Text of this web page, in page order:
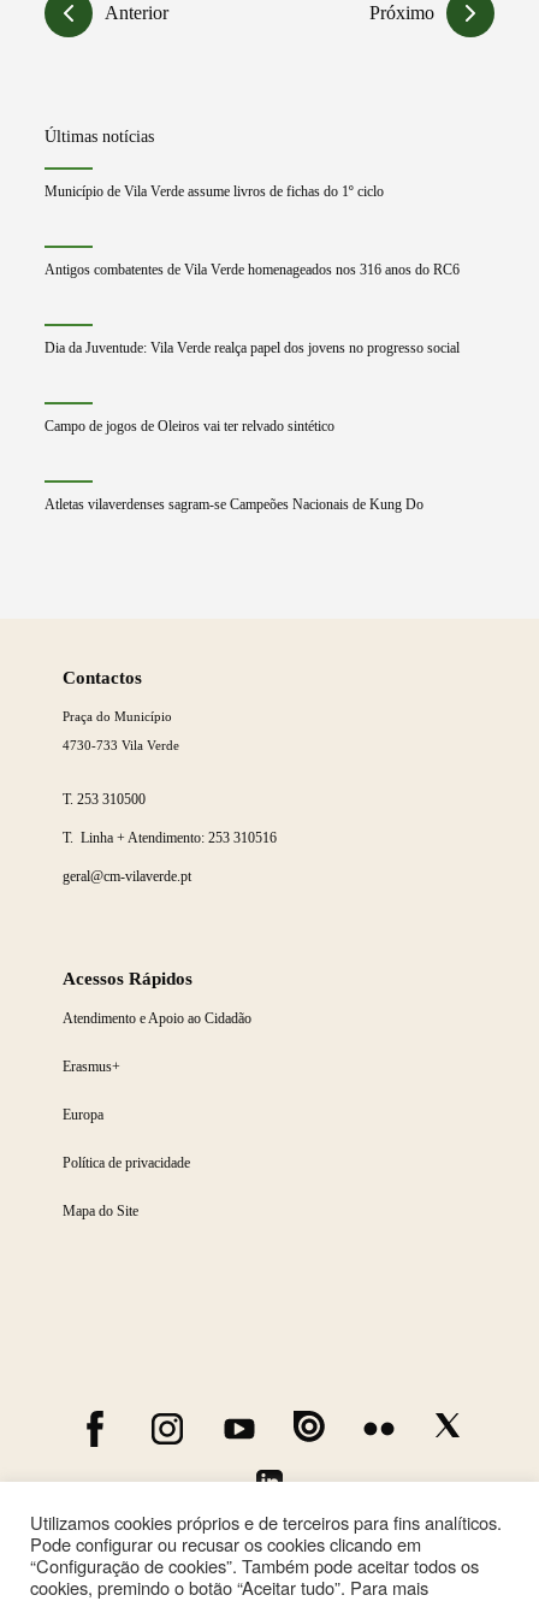
Anterior Próximo
Últimas notícias
Município de Vila Verde assume livros de fichas do 1º ciclo
Antigos combatentes de Vila Verde homenageados nos 316 anos do RC6
Dia da Juventude: Vila Verde realça papel dos jovens no progresso social
Campo de jogos de Oleiros vai ter relvado sintético
Atletas vilaverdenses sagram-se Campeões Nacionais de Kung Do
Contactos
Praça do Município
4730-733 Vila Verde
T.253 310500
T. Linha + Atendimento: 253 310516
geral@cm-vilaverde.pt
Acessos Rápidos
Atendimento e Apoio ao Cidadão
Erasmus+
Europa
Política de privacidade
Mapa do Site
Utilizamos cookies próprios e de terceiros para fins analíticos.
Pode configurar ou recusar os cookies clicando em
“Configuração de cookies”. Também pode aceitar todos os
cookies, premindo o botão “Aceitar tudo”. Para mais